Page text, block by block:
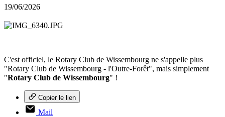
19/06/2026
C'est officiel, le Rotary Club de Wissembourg ne s'appelle plus
"Rotary Club de Wissembourg - l'Outre-Forêt", mais simplement
"Rotary Club de Wissembourg" !
Copier le lien
Mail